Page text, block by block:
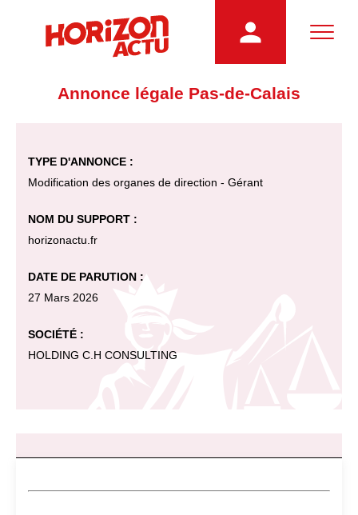
Annonce légale Pas-de-Calais
TYPE D'ANNONCE :
Modification des organes de direction - Gérant
NOM DU SUPPORT :
horizonactu.fr
DATE DE PARUTION :
27 Mars 2026
SOCIÉTÉ :
HOLDING C.H CONSULTING